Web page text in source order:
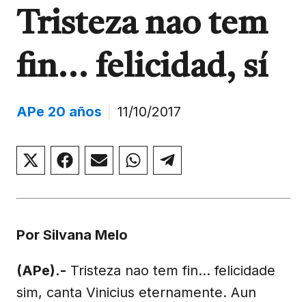
Tristeza nao tem
fin... felicidad, sí
APe 20 años 11/10/2017
Compartir
en
(Twitter)
Compartir
en
Compartir
en
Compartir
en
Compartir
en
Por Silvana Melo
(APe).- Tristeza nao tem fin… felicidade
sim, canta Vinicius eternamente. Aun